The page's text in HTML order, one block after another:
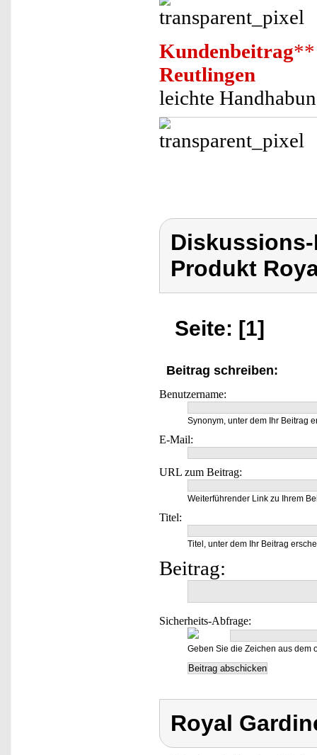
Kundenbeitrag**
Reutlingen
leichte
Produkt
Seite: [1]
Beitrag schreiben:
Benutzername:
Synonym, unter dem Ihr Beitrag
E-Mail:
URL zum Beitrag:
Weiterführender Link zu Ihrem
Titel:
Titel, unter dem Ihr Beitrag
Beitrag:
Sicherheits-Abfrage:
Geben Sie die Zeichen aus dem
Royal